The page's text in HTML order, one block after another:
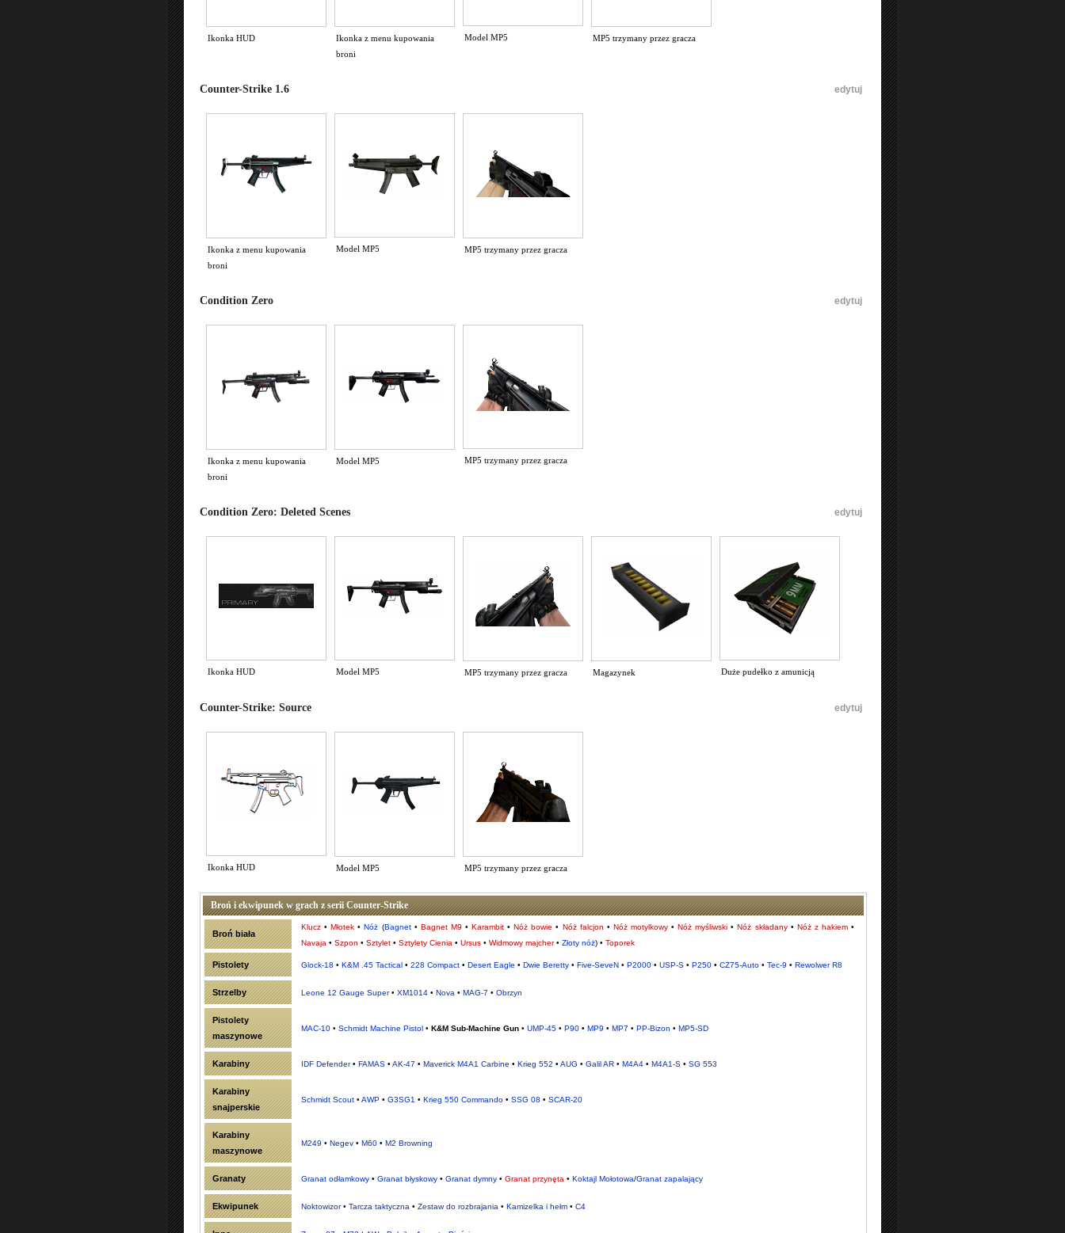
Ikonka HUD
Ikonka z menu kupowania
broni
Model MP5 MP5 trzymany przez gracza
edytuj
Counter-Strike 1.6
Ikonka z menu kupowania
broni
Model MP5 MP5 trzymany przez gracza
edytuj
Condition Zero
Ikonka z menu kupowania
broni
Model MP5 MP5 trzymany przez gracza
edytuj
Condition Zero: Deleted Scenes
Ikonka HUD Model MP5 MP5 trzymany przez gracza Magazynek Duże pudełko z amunicją
edytuj
Counter-Strike: Source
Ikonka HUD Model MP5 MP5 trzymany przez gracza
Broń i ekwipunek w grach z serii Counter-Strike
Broń biała
Klucz •Młotek •Nóż (Bagnet• Bagnet M9 •Karambit •Nóż bowie • Nóż falcjon • Nóż motylkowy•Nóż myśliwski •Nóż składany• Nóż z hakiem •
Navaja • Szpon • Sztylet • Sztylety Cienia • Ursus • Widmowy majcher• Złoty nóż) • Toporek
Pistolety Glock-18 • K&M .45 Tactical • 228 Compact • Desert Eagle • Dwie Beretty • Five-SeveN • P2000 • USP-S • P250 • CZ75-Auto • Tec-9 • Rewolwer R8
Strzelby Leone 12 Gauge Super• XM1014 • Nova • MAG-7 • Obrzyn
Pistolety
maszynowe
MAC-10 • Schmidt Machine Pistol • K&M Sub-Machine Gun • UMP-45 • P90 • MP9 • MP7 • PP-Bizon • MP5-SD
Karabiny IDF Defender• FAMAS • AK-47 • Maverick M4A1 Carbine • Krieg 552 • AUG • Galil AR • M4A4 • M4A1-S • SG 553
Karabiny
snajperskie
Schmidt Scout • AWP • G3SG1 • Krieg 550 Commando • SSG 08 • SCAR-20
Karabiny
maszynowe
M249 • Negev • M60 • M2 Browning
Granaty Granat odłamkowy • Granat błyskowy • Granat dymny • Granat przynęta • Koktajl Mołotowa/Granat zapalający
Ekwipunek Noktowizor• Tarcza taktyczna • Zestaw do rozbrajania • Kamizelka i hełm • C4